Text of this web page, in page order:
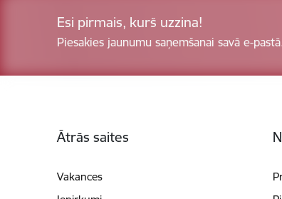
Esi pirmais, kurš uzzina!
Piesakies jaunumu saņemšanai savā e-pastā.
Ātrās saites
Vakances